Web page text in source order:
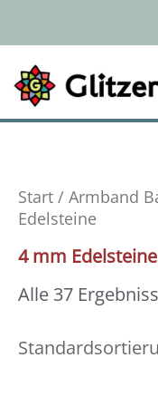
springen
Start / Armband
Edelsteine
4 mm Edelsteine
Alle 37